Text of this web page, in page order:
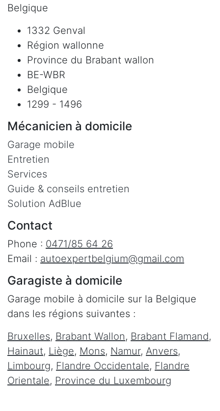
Belgique
1332 Genval
Région wallonne
Province du Brabant wallon
BE-WBR
Belgique
1299 - 1496
Mécanicien à domicile
Garage mobile
Entretien
Services
Guide & conseils entretien
Solution AdBlue
Contact
Phone : 0471/85 64 26
Email : autoexpertbelgium@gmail.com
Garagiste à domicile
Garage mobile à domicile sur la Belgique
dans les régions suivantes :
Bruxelles, Brabant Wallon, Brabant Flamand,
Hainaut, Liège, Mons, Namur, Anvers,
Limbourg, Flandre Occidentale, Flandre
Orientale, Province du Luxembourg